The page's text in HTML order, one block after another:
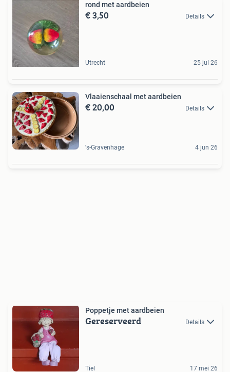
rond met aardbeien
€ 3,50 Details
Utrecht 25 jul 26
Vlaaienschaal met aardbeien
€ 20,00 Details
's-Gravenhage 4 jun 26
Poppetje met aardbeien
Gereserveerd Details
Tiel 17 mei 26